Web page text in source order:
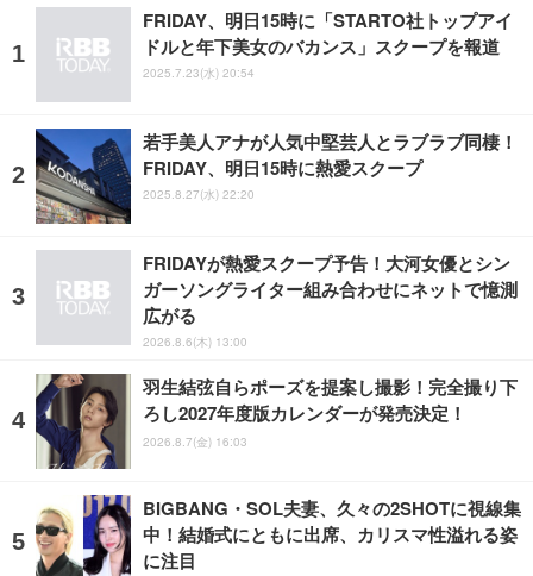
FRIDAY、明日15時に「STARTO社トップアイ
ドルと年下美女のバカンス」スクープを報道
2025.7.23(水) 20:54
若手美人アナが人気中堅芸人とラブラブ同棲！
FRIDAY、明日15時に熱愛スクープ
2025.8.27(水) 22:20
FRIDAYが熱愛スクープ予告！大河女優とシン
ガーソングライター組み合わせにネットで憶測
広がる
2026.8.6(木) 13:00
羽生結弦自らポーズを提案し撮影！完全撮り下
ろし2027年度版カレンダーが発売決定！
2026.8.7(金) 16:03
BIGBANG・SOL夫妻、久々の2SHOTに視線集
中！結婚式にともに出席、カリスマ性溢れる姿
に注目